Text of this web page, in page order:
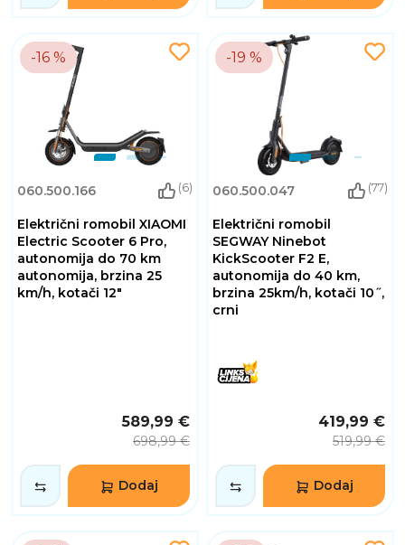
-16 %
060.500.166 (6)
Električni romobil XIAOMI
Electric Scooter 6 Pro,
autonomija do 70 km
autonomija, brzina 25
km/h, kotači 12"
589,99 €
698,99 €
Dodaj
-19 %
060.500.047 (77)
Električni romobil
SEGWAY Ninebot
KickScooter F2 E,
autonomija do 40 km,
brzina 25km/h, kotači 10˝,
crni
419,99 €
519,99 €
Dodaj